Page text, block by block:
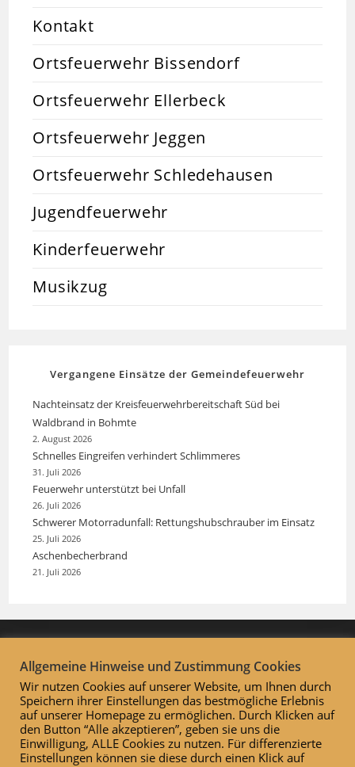
Kontakt
Ortsfeuerwehr Bissendorf
Ortsfeuerwehr Ellerbeck
Ortsfeuerwehr Jeggen
Ortsfeuerwehr Schledehausen
Jugendfeuerwehr
Kinderfeuerwehr
Musikzug
Vergangene Einsätze der Gemeindefeuerwehr
Nachteinsatz der Kreisfeuerwehrbereitschaft Süd bei
Waldbrand in Bohmte
2. August 2026
Schnelles Eingreifen verhindert Schlimmeres
31. Juli 2026
Feuerwehr unterstützt bei Unfall
26. Juli 2026
Schwerer Motorradunfall: Rettungshubschrauber im Einsatz
25. Juli 2026
Aschenbecherbrand
21. Juli 2026
Allgemeine Hinweise und Zustimmung Cookies
Wir nutzen Cookies auf unserer Website, um Ihnen durch
Speichern ihrer Einstellungen das bestmögliche Erlebnis
auf unserer Homepage zu ermöglichen. Durch Klicken auf
den Button “Alle akzeptieren”, geben sie uns die
Einwilligung, ALLE Cookies zu nutzen. Für differenzierte
Einstellungen können sie diese durch einen Klick auf